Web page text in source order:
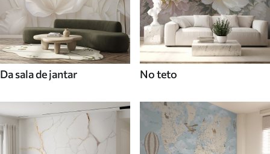
Da sala de jantar No teto